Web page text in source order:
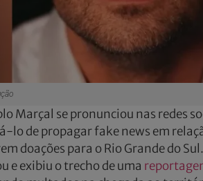
Marçal se pronunciou nas redes
lo de propagar fake news em
doações para o Rio Grande do
e exibiu o trecho de uma